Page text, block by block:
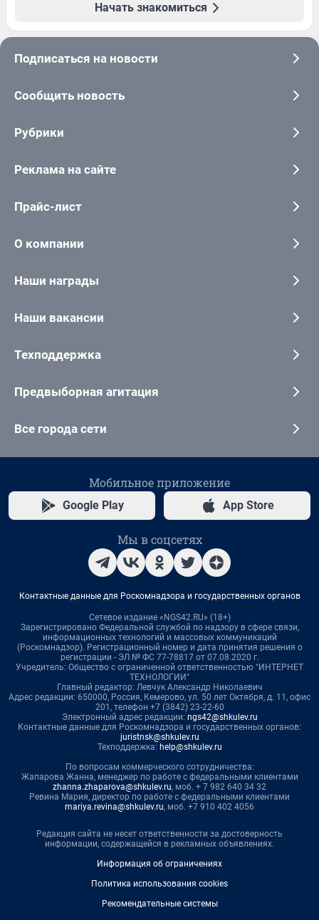
Начать знакомиться
Подписаться на новости
Сообщить новость
Рубрики
Реклама на сайте
Прайс-лист
О компании
Наши награды
Наши вакансии
Техподдержка
Предвыборная агитация
Все города сети
Мобильное приложение
Google Play App Store
Мы в соцсетях
Контактные данные для Роскомнадзора и государственных органов
Сетевое издание «NGS42.RU» (18+)
Зарегистрировано Федеральной службой по надзору в сфере связи,
информационных технологий и массовых коммуникаций
(Роскомнадзор). Регистрационный номер и дата принятия решения о
регистрации - ЭЛ № ФС 77-78817 от 07.08.2020 г.
Учредитель: Общество с ограниченной ответственностью "ИНТЕРНЕТ
ТЕХНОЛОГИИ"
Главный редактор: Левчук Александр Николаевич
Адрес редакции: 650000, Россия, Кемерово, ул. 50 лет Октября, д. 11, офис
201, телефон +7 (3842) 23-22-60
Электронный адрес редакции: ngs42@shkulev.ru
Контактные данные для Роскомнадзора и государственных органов:
juristnsk@shkulev.ru
Техподдержка: help@shkulev.ru
По вопросам коммерческого сотрудничества:
Жапарова Жанна, менеджер по работе с федеральными клиентами
zhanna.zhaparova@shkulev.ru, моб. + 7 982 640 34 32
Ревина Мария, директор по работе с федеральными клиентами
mariya.revina@shkulev.ru, моб. +7 910 402 4056
Редакция сайта не несет ответственности за достоверность
информации, содержащейся в рекламных объявлениях.
Информация об ограничениях
Политика использования cookies
Рекомендательные системы